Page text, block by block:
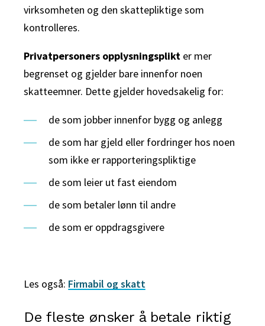
virksomheten og den skattepliktige som
kontrolleres.
Privatpersoners opplysningsplikt er mer
begrenset og gjelder bare innenfor noen
skatteemner. Dette gjelder hovedsakelig for:
de som jobber innenfor bygg og anlegg
de som har gjeld eller fordringer hos noen
som ikke er rapporteringspliktige
de som leier ut fast eiendom
de som betaler lønn til andre
de som er oppdragsgivere
Les også: Firmabil og skatt
De fleste ønsker å betale riktig